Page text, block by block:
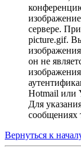
сервере.
picture.gif.
он не
Hotmail или
Для
сообщениях
Вернуться к